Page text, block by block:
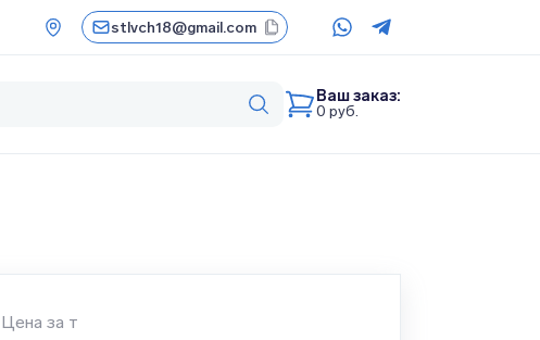
stlvch18@gmail.com
Ваш заказ:
0 руб.
Цена за т